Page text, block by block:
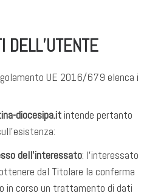
DELL’UTENTE
UE 2016/679 elenca i
diocesipa.itintende pertanto
dell’interessato: l’interessato
dal Titolare la conferma
in corso un trattamento di dati